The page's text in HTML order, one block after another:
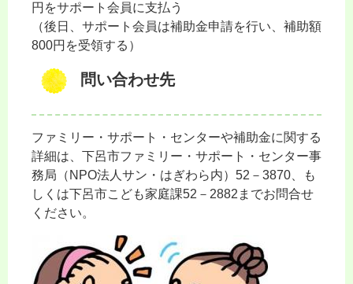
円をサポート会員に支払う
（後日、サポート会員は補助金申請を行い、補助額
800円を受領する）
問い合わせ先
ファミリー・サポート・センターや補助金に関する
詳細は、下呂市ファミリー・サポート・センター事
務局（NPO法人サン・はぎわら内）52－3870、も
しくは下呂市こども家庭課52－2882までお問合せ
ください。